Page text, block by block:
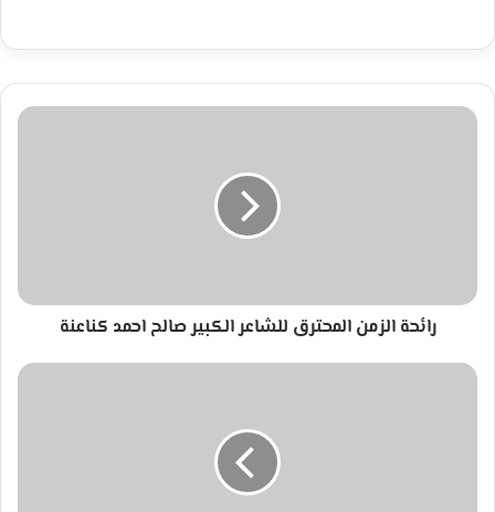
رائحة
رائحة الزمن المحترق للشاعر الكبير صالح احمد كناعنة
إصابة